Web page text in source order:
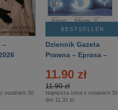
–
ostatnich 30
BESTSELLER
Dziennik Gazeta
Prawna – Eprasa –
11.90 zł
11.90 zł
Najniższa cena z ostatnich 30
dni: 11.31 zł